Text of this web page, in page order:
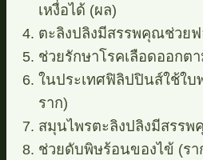
เหงื่อได้ (ผล)
ตะลิงปลิงมีสรรพคุณช่วย
ช่วยรักษาโรคเลือดออกต
ในประเทศฟิลิปปินส์ใช้ใบ
ราก)
สมุนไพรตะลิงปลิงมีสรรพ
ช่วยดับพิษร้อนของไข้ (รา